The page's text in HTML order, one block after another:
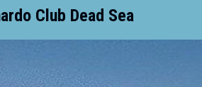
Club Dead Sea